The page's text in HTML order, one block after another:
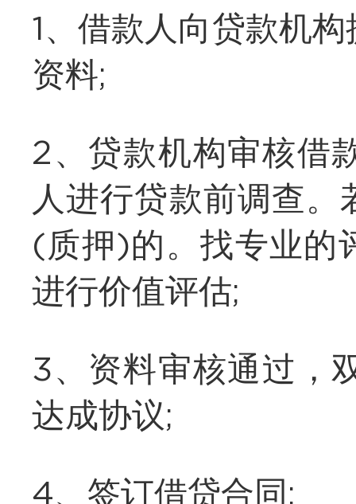
1、借款人向贷款机
资料;
2、贷款机构审核借
人进行贷款前调查
(质押)的。找专业的
进行价值评估;
3、资料审核通过，
达成协议;
4、签订借贷合同;